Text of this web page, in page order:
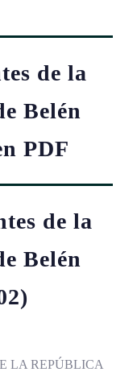
de la
Belén
PDF
de la
Belén
LA REPÚBLICA